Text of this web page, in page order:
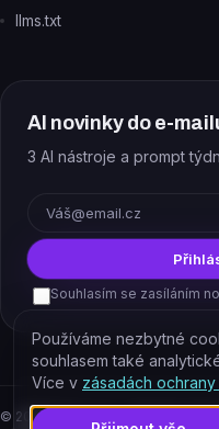
llms.txt
AI novinky do e-
3 AI nástroje a prompt
Souhlasím se zasíláním
© 2026
EJAJ s.r.o. – všechna
Používáme nezbytné
souhlasem také
Více v zásadách ochrany